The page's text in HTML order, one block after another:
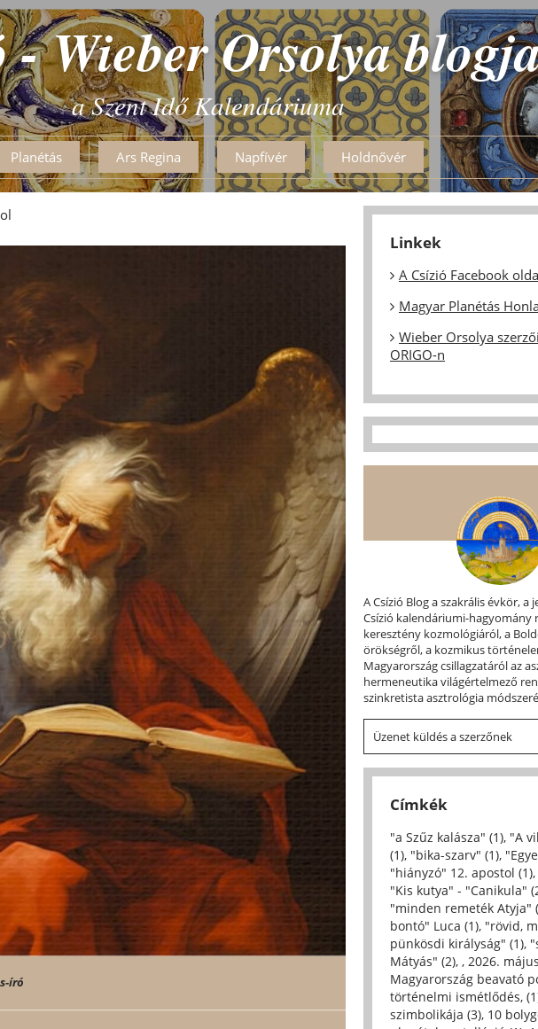
- Wieber Orsolya
a Szent Idő Kalendáriuma
Planétás Ars Regina Napfívér Holdnővér
író
Linkek
A Csízió Facebook
Magyar Planétás
Wieber Orsolya
ORIGO-n
A Csízió Blog a szakrális évkör, a
Csízió kalendáriumi-hagyomány
keresztény kozmológiáról, a
örökségről, a kozmikus
Magyarország csillagzatáról az
hermeneutika világértelmező
szinkretista asztrológia
Üzenet küldés a szerzőnek
Címkék
"a Szűz kalásza" (1), "A
(1), "bika-szarv" (1),
"hiányzó" 12. apostol (1),
"Kis kutya" - "Canikula"
"minden remeték Atyja"
bontó" Luca (1), "rövid,
pünkösdi királyság" (1),
Mátyás" (2), , 2026.
Magyarország beavató
történelmi ismétlődés,
szimbolikája (3), 10